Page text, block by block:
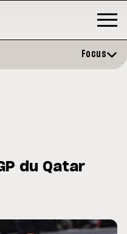
Focus
du Qatar